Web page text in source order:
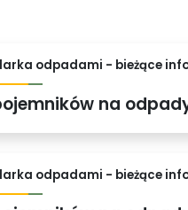
odpadami - bieżące
na
odpadami - bieżące